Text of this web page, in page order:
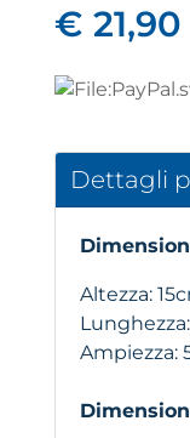
€ 21,90
Dettagli
Altezza:
Ampiezza: